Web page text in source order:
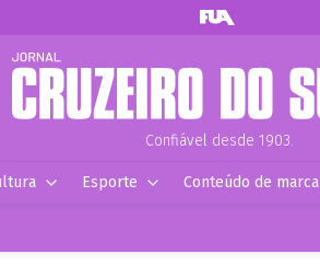
Confiável desde 1903.
Esporte Conteúdo de marca